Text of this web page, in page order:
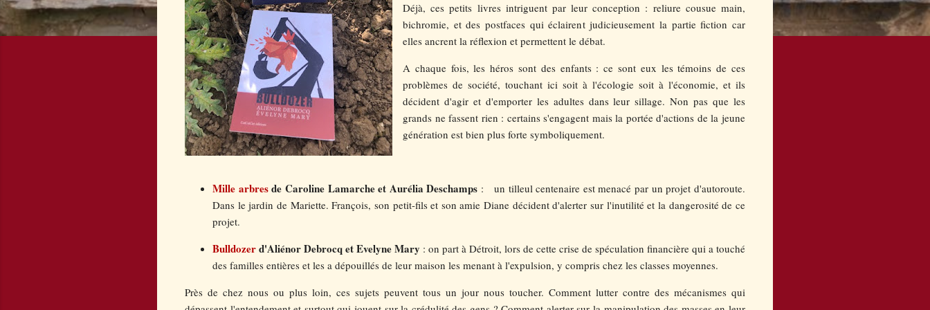
Déjà, ces petits livres intriguent par leur conception : reliure cousue main,
bichromie, et des postfaces qui éclairent judicieusement la partie fiction car
elles ancrent la réflexion et permettent le débat.
A chaque fois, les héros sont des enfants : ce sont eux les témoins de ces
problèmes de société, touchant ici soit à l'écologie soit à l'économie, et ils
décident d'agir et d'emporter les adultes dans leur sillage. Non pas que les
grands ne fassent rien : certains s'engagent mais la portée d'actions de la jeune
génération est bien plus forte symboliquement.
Mille arbresde Caroline Lamarche et Aurélia Deschamps : un tilleul centenaire est menacé par un projet d'autoroute.
Dans le jardin de Mariette. François, son petit-fils et son amie Diane décident d'alerter sur l'inutilité et la dangerosité de ce
projet.
Bulldozerd'Aliénor Debrocq et Evelyne Mary : on part à Détroit, lors de cette crise de spéculation financière qui a touché
des familles entières et les a dépouillés de leur maison les menant à l'expulsion, y compris chez les classes moyennes.
Près de chez nous ou plus loin, ces sujets peuvent tous un jour nous toucher. Comment lutter contre des mécanismes qui